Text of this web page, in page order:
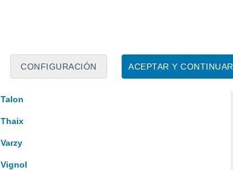
ACEPTAR Y CONTINUAR
CONFIGURACIÓN
Saint-Saulge
Saint-Vérain
Talon
Thaix
Varzy
Vignol